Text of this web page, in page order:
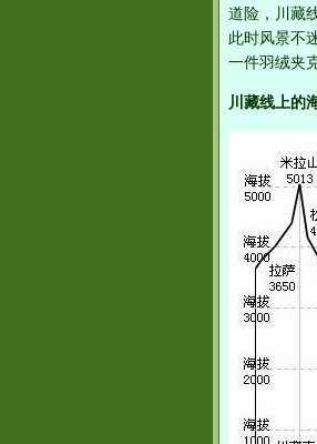
道险，川藏
此时风景不
一件羽绒夹
川藏线上的